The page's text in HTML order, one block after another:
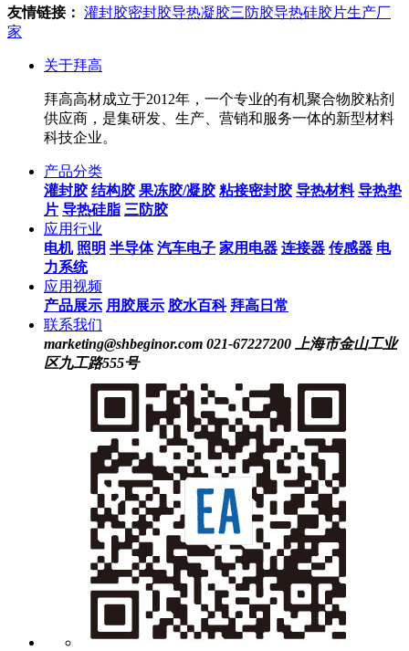
日的温暖与期待！
发生
友情链接： 灌封胶密封胶导热凝胶三防胶导热硅胶片生产厂
家
关于拜高
拜高高材成立于2012年，一个专业的有机聚合物胶粘剂
供应商，是集研发、生产、营销和服务一体的新型材料
科技企业。
产品分类
灌封胶 结构胶 果冻胶/凝胶 粘接密封胶 导热材料 导热垫
片 导热硅脂 三防胶
应用行业
电机 照明 半导体 汽车电子 家用电器 连接器 传感器 电
力系统
应用视频
产品展示 用胶展示 胶水百科 拜高日常
联系我们
marketing@shbeginor.com 021-67227200 上海市金山工业
区九工路555号